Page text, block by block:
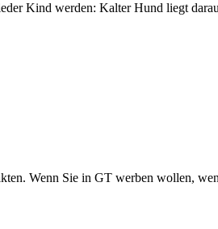
Kind werden: Kalter Hund liegt
Wenn Sie in GT werben wollen,